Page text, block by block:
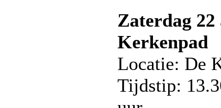
Zaterdag 22
Kerkenpad
Locatie: De
Tijdstip: